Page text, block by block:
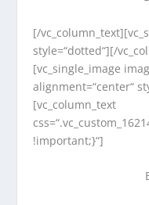
[/
style=“dotted“][/
[vc_single_image
alignment=“center“
[vc_column_text
!important;}“]